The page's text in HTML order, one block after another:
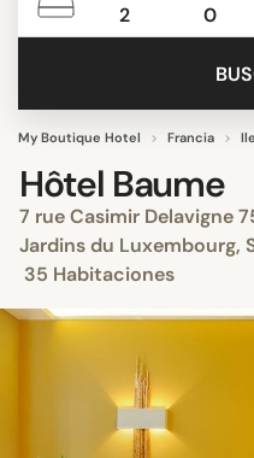
Contacto
2
0
My Boutique Hotel Francia
Hôtel Baume
7 rue Casimir Delavigne
Jardins du Luxembourg,
35 Habitaciones